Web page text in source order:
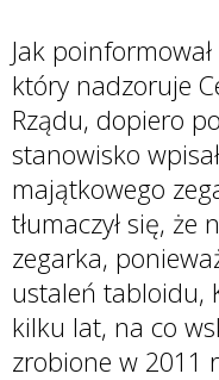
Jak
który nadzoruje
Rządu, dopiero
stanowisko
majątkowego
tłumaczył się, że
zegarka,
ustaleń tabloidu,
kilku lat, na co
zrobione w 2011